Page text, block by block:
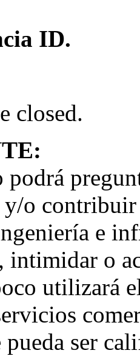
ID.
closed.
podrá
o
e
intimidar o
utilizará
ser